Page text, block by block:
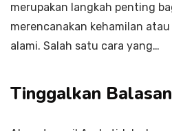
merupakan langkah penting
merencanakan kehamilan
alami. Salah satu cara yang…
Tinggalkan Balasan